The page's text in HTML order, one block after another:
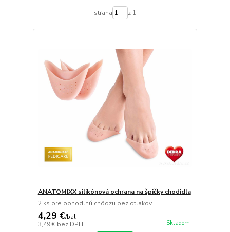
strana z 1
ANATOMIXX silikónová ochrana na špičky chodidla
2 ks pre pohodlnú chôdzu bez otlakov.
4,29 €/bal
3,49 € bez DPH Skladom